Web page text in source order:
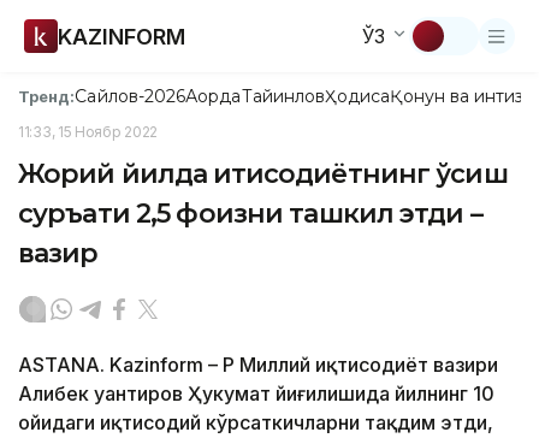
KAZINFORM ЎЗ
Тренд:Сайлов-2026АқордаТайинловҲодисаҚонун ва
11:33, 15 Ноябр 2022
Жорий йилда иқтисодиётнинг ўсиш
суръати 2,5 фоизни ташкил этди –
вазир
ASTANA. Kazinform – ҚР Миллий иқтисодиёт вазири
Алибек Қуантиров Ҳукумат йиғилишида йилнинг 10
ойидаги иқтисодий кўрсаткичларни тақдим этди,